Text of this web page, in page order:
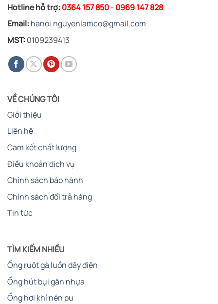
Hotline hỗ trợ: 0364 157 850- 0969 147 828
Email: hanoi.nguyenlamco@gmail.com
MST: 0109239413
VỀ CHÚNG TÔI
Giới thiệu
Liên hệ
Cam kết chất lượng
Điều khoản dịch vụ
Chính sách bảo hành
Chính sách đổi trả hàng
Tin tức
TÌM KIẾM NHIỀU
Ống ruột gà luồn dây điện
Ống hút bụi gân nhựa
Ống hơi khí nén pu